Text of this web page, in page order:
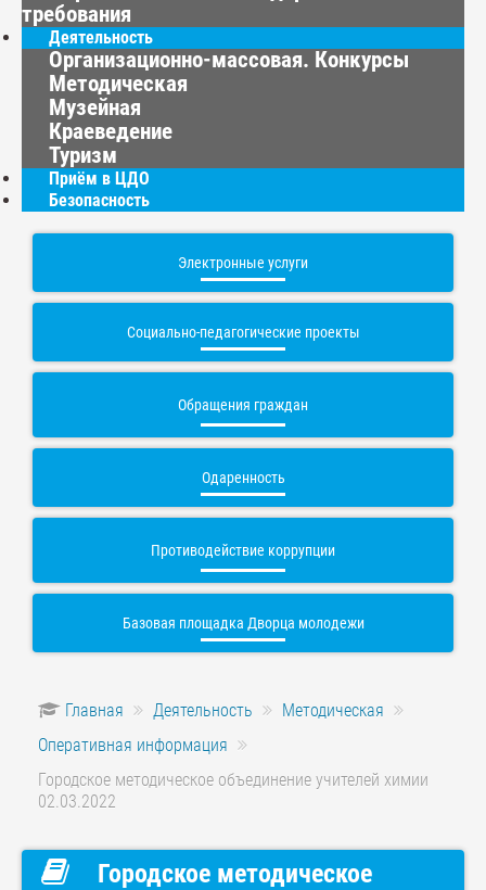
требования
Деятельность
Организационно-массовая. Конкурсы
Методическая
Музейная
Краеведение
Туризм
Приём в ЦДО
Безопасность
Электронные услуги
Социально-педагогические проекты
Обращения граждан
Одаренность
Противодействие коррупции
Базовая площадка Дворца молодежи
Главная Деятельность
Методическая
Оперативная информация
Городское методическое объединение учителей химии
02.03.2022
Городское методическое